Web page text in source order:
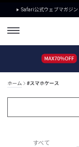
Safari公式ウェブマガジン
ホーム #スマホケース
すべて